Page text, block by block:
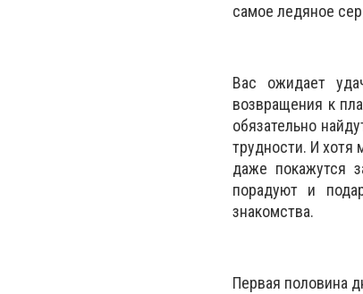
самое ледяное
Вас ожидает
возвращения к
обязательно
трудности. И хотя
даже покажутся
порадуют и
знакомства.
Первая половина